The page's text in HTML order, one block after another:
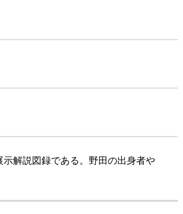
解説図録である。野田の出身者や